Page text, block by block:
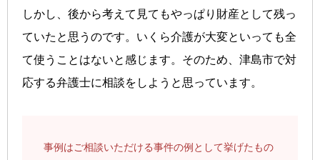
しかし、後から考えて見てもやっぱり財産として残っ
ていたと思うのです。いくら介護が大変といっても全
て使うことはないと感じます。そのため、津島市で対
応する弁護士に相談をしようと思っています。
事例はご相談いただける事件の例として挙げたもの